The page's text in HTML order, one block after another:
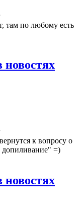
там по любому есть
новостях
к вопросу о
допиливание" =)
новостях